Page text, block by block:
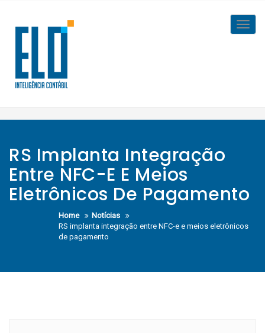
content
RS Implanta Integração
Entre NFC-E E Meios
Eletrônicos De Pagamento
Home
Notícias
RS implanta integração entre NFC-e e meios eletrônicos
de pagamento